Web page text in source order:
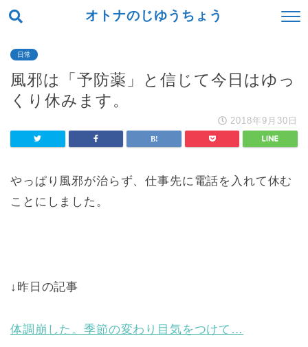
オトナのじゆうちょう
日常
風邪は「予防薬」と信じて今日はゆっ
くり休みます。
2018年9月30日
やっぱり風邪が治らず、仕事先に電話を入れて休む
ことにしました。
↓昨日の記事
体調崩した。季節の変わり目気をつけて…